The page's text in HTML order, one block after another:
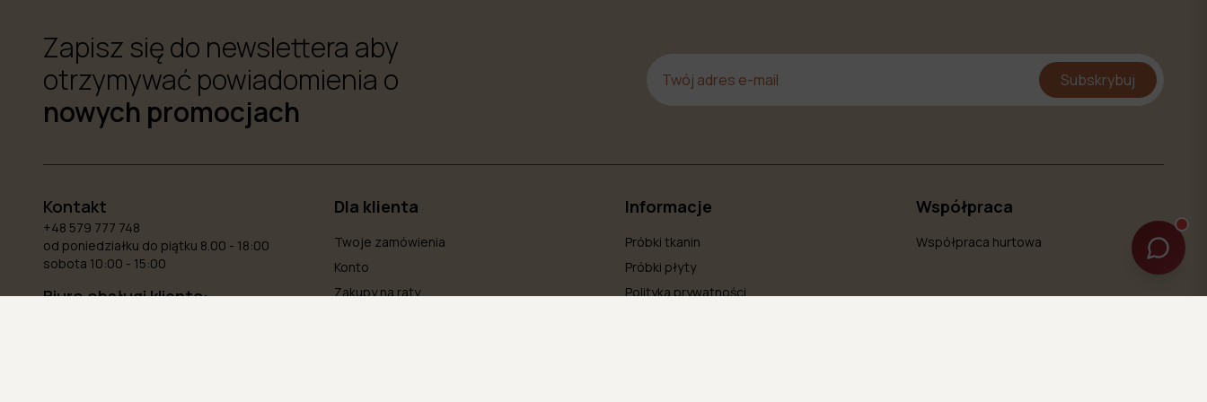
Zapisz się do newslettera aby
otrzymywać powiadomienia o
nowych promocjach
Subskrybuj
Kontakt
+48 579 777 748
od poniedziałku do piątku 8.00 - 18:00
sobota 10:00 - 15:00
Biuro obsługi klienta:
Dla klienta
Twoje zamówienia
Konto
Zakupy na raty
Informacje
Próbki tkanin
Próbki płyty
Polityka prywatności
Współpraca
Współpraca hurtowa